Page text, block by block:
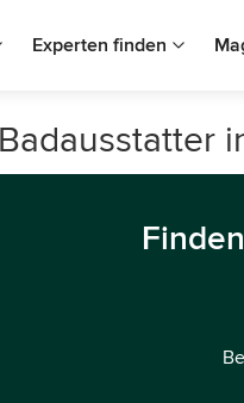
Experten finden